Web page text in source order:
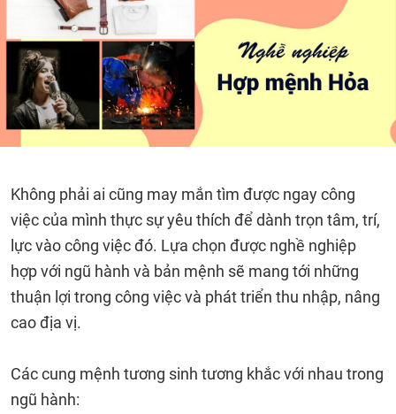
Không phải ai cũng may mắn tìm được ngay công
việc của mình thực sự yêu thích để dành trọn tâm, trí,
lực vào công việc đó. Lựa chọn được nghề nghiệp
hợp với ngũ hành và bản mệnh sẽ mang tới những
thuận lợi trong công việc và phát triển thu nhập, nâng
cao địa vị.
Các cung mệnh tương sinh tương khắc với nhau trong
ngũ hành: